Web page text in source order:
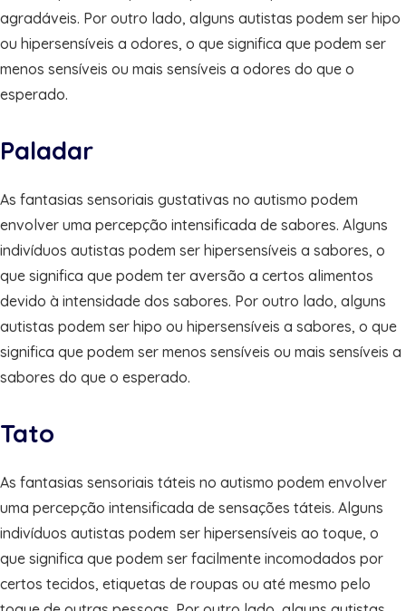
agradáveis. Por outro lado, alguns autistas podem ser hipo
ou hipersensíveis a odores, o que significa que podem ser
menos sensíveis ou mais sensíveis a odores do que o
esperado.
Paladar
As fantasias sensoriais gustativas no autismo podem
envolver uma percepção intensificada de sabores. Alguns
indivíduos autistas podem ser hipersensíveis a sabores, o
que significa que podem ter aversão a certos alimentos
devido à intensidade dos sabores. Por outro lado, alguns
autistas podem ser hipo ou hipersensíveis a sabores, o que
significa que podem ser menos sensíveis ou mais sensíveis a
sabores do que o esperado.
Tato
As fantasias sensoriais táteis no autismo podem envolver
uma percepção intensificada de sensações táteis. Alguns
indivíduos autistas podem ser hipersensíveis ao toque, o
que significa que podem ser facilmente incomodados por
certos tecidos, etiquetas de roupas ou até mesmo pelo